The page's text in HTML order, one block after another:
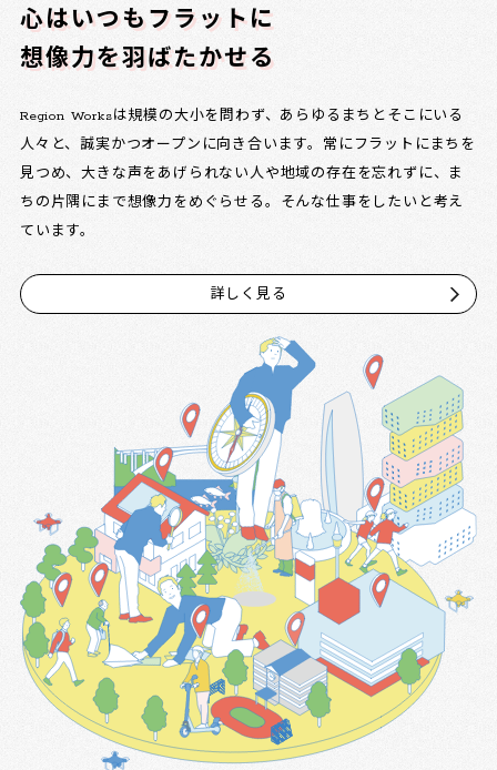
心はいつもフラットに
想像力を羽ばたかせる
Region Worksは規模の大小を問わず、あらゆるまちとそこにいる
人々と、誠実かつオープンに向き合います。常にフラットにまちを
見つめ、大きな声をあげられない人や地域の存在を忘れずに、ま
ちの片隅にまで想像力をめぐらせる。そんな仕事をしたいと考え
ています。
詳しく見る